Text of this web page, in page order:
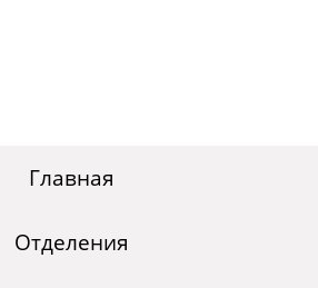
Главная
Отделения